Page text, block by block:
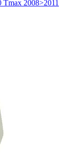
Tmax 2008>2011